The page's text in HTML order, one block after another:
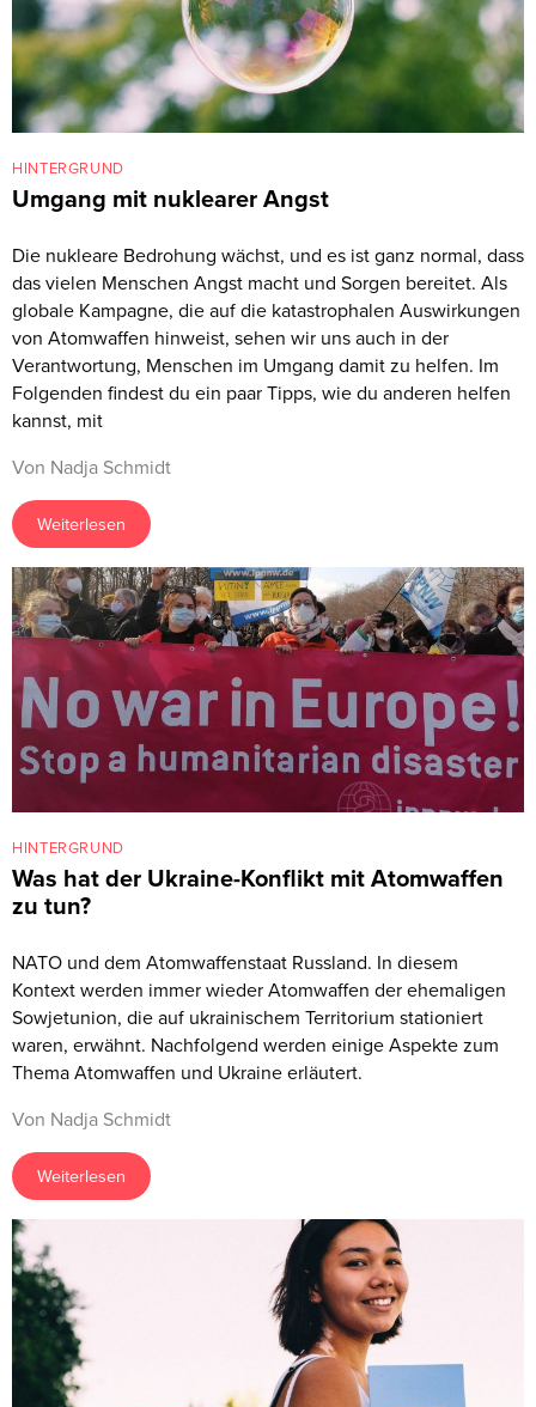
HINTERGRUND
Umgang mit nuklearer Angst
Die nukleare Bedrohung wächst, und es ist ganz normal, dass
das vielen Menschen Angst macht und Sorgen bereitet. Als
globale Kampagne, die auf die katastrophalen Auswirkungen
von Atomwaffen hinweist, sehen wir uns auch in der
Verantwortung, Menschen im Umgang damit zu helfen. Im
Folgenden findest du ein paar Tipps, wie du anderen helfen
kannst, mit
Von Nadja Schmidt
Weiterlesen
HINTERGRUND
Was hat der Ukraine-Konflikt mit Atomwaffen
zu tun?
NATO und dem Atomwaffenstaat Russland. In diesem
Kontext werden immer wieder Atomwaffen der ehemaligen
Sowjetunion, die auf ukrainischem Territorium stationiert
waren, erwähnt. Nachfolgend werden einige Aspekte zum
Thema Atomwaffen und Ukraine erläutert.
Von Nadja Schmidt
Weiterlesen